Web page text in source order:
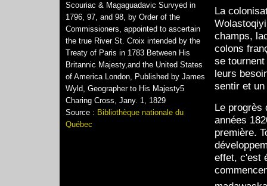
Scouriac & Magaguadavic Survyed in
1796, 97, and 98, by Order of the
Commissioners, appointed to ascertain
the true River St. Croix intended by the
Treaty of Paris in 1783 Between His
Britannic Majesty,and the United States
of America London, Published by James
Wyld, Geographer to His Majesty5
Charing Cross, Jany. 1, 1829
Source : Bibliothèque nationale du
Québec
La
champs,
colons
se
leurs
sentir et
Le progrès
années
première.
effet, c'est